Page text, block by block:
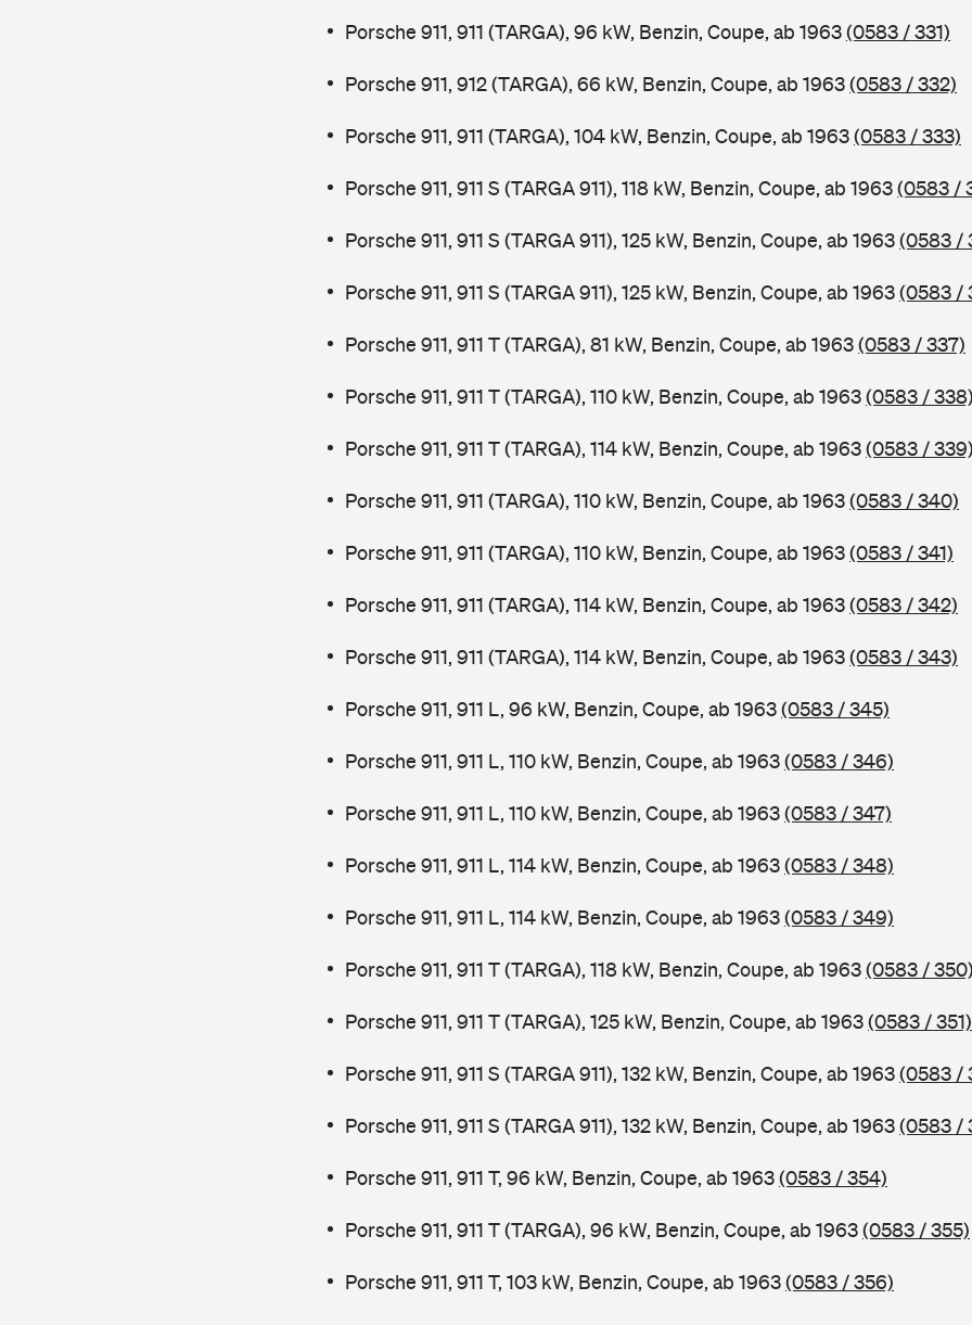
Porsche 911, 911 (TARGA), 96 kW, Benzin, Coupe, ab 1963(0583 / 331)
Porsche 911, 912 (TARGA), 66 kW, Benzin, Coupe, ab 1963(0583 / 332)
Porsche 911, 911 (TARGA), 104 kW, Benzin, Coupe, ab 1963(0583 / 333)
Porsche 911, 911 S (TARGA 911), 118 kW, Benzin, Coupe, ab 1963(0583 /
Porsche 911, 911 S (TARGA 911), 125 kW, Benzin, Coupe, ab 1963(0583 /
Porsche 911, 911 S (TARGA 911), 125 kW, Benzin, Coupe, ab 1963(0583 /
Porsche 911, 911 T (TARGA), 81 kW, Benzin, Coupe, ab 1963(0583 / 337)
Porsche 911, 911 T (TARGA), 110 kW, Benzin, Coupe, ab 1963(0583 / 338)
Porsche 911, 911 T (TARGA), 114 kW, Benzin, Coupe, ab 1963(0583 / 339)
Porsche 911, 911 (TARGA), 110 kW, Benzin, Coupe, ab 1963(0583 / 340)
Porsche 911, 911 (TARGA), 110 kW, Benzin, Coupe, ab 1963(0583 / 341)
Porsche 911, 911 (TARGA), 114 kW, Benzin, Coupe, ab 1963(0583 / 342)
Porsche 911, 911 (TARGA), 114 kW, Benzin, Coupe, ab 1963(0583 / 343)
Porsche 911, 911 L, 96 kW, Benzin, Coupe, ab 1963(0583 / 345)
Porsche 911, 911 L, 110 kW, Benzin, Coupe, ab 1963(0583 / 346)
Porsche 911, 911 L, 110 kW, Benzin, Coupe, ab 1963(0583 / 347)
Porsche 911, 911 L, 114 kW, Benzin, Coupe, ab 1963(0583 / 348)
Porsche 911, 911 L, 114 kW, Benzin, Coupe, ab 1963(0583 / 349)
Porsche 911, 911 T (TARGA), 118 kW, Benzin, Coupe, ab 1963(0583 / 350)
Porsche 911, 911 T (TARGA), 125 kW, Benzin, Coupe, ab 1963(0583 / 351)
Porsche 911, 911 S (TARGA 911), 132 kW, Benzin, Coupe, ab 1963(0583 /
Porsche 911, 911 S (TARGA 911), 132 kW, Benzin, Coupe, ab 1963(0583 /
Porsche 911, 911 T, 96 kW, Benzin, Coupe, ab 1963(0583 / 354)
Porsche 911, 911 T (TARGA), 96 kW, Benzin, Coupe, ab 1963(0583 / 355)
Porsche 911, 911 T, 103 kW, Benzin, Coupe, ab 1963(0583 / 356)